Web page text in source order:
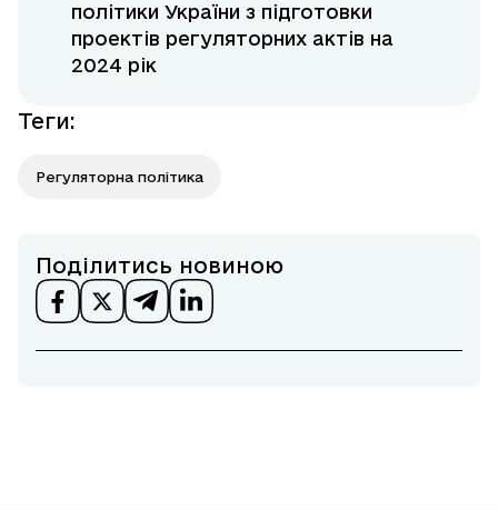
політики України з підготовки
проектів регуляторних актів на
2024 рік
Теги:
Регуляторна політика
Поділитись новиною